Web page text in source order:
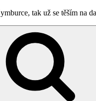
tak už se těším na